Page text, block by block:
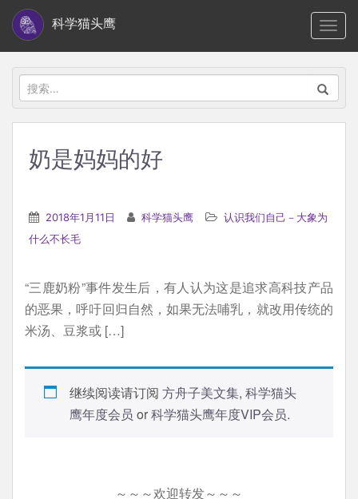
i
科学猫头鹰
搜
索：
奶是妈妈的好
2018年1月11日 科学猫头鹰
认识我们自己－大象为
什么不长毛
“三鹿奶粉”事件发生后，有人认为这是追求高科技产品
的恶果，呼吁回归自然，如果无法哺乳，就改用传统的
米汤、豆浆或 […]
继续阅读请订阅 方舟子美文集, 科学猫头
鹰年度会员 or科学猫头鹰年度VIP会员.
～～～欢迎转发～～～